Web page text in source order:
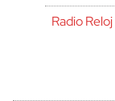
Radio